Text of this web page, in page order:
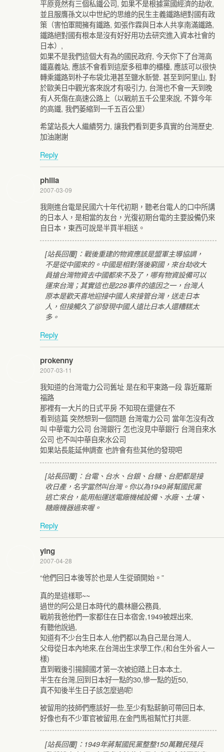
平原竟然有三個私鐵公司, 如果不是根據黨國經濟的劫收,
並且服膺孫文以中世紀的思維的民生主義鐵路絕對國有政
策（害怕軍閥擁有鐵路, 如張作霖與日本人共享南滿鐵路,
鐵路絕對國有根本是沒有好好用功去研究進入資本社會的
日本）,
如果不是我們這個大有為的國民政府, 今天你下了台灣高
鐵嘉義站, 應該不會看到這麼多租車的櫃檯, 應該可以很快
轉乘鐵路到朴子布袋北港甚至鹽水新營. 甚至到阿里山, 對
於歐美日中觀光客來說才有吸引力, 台灣也不會一天到晚
有人死傷在高速公路上（以戰前五千公里來說, 不算今年
的高鐵, 我們萎縮到一千五百公里）
希望站長大人繼續努力, 讓我們看到更多真實的台灣歷史.
加油謝謝
Reply
philia
2007-03-09
我剛進台電是民國六十年代初期，聽老台電人的口中所講
的日本人，是相當的友台，光復初期台電的主要設備仍來
自日本，東西可說是半買半相送。
[站長回覆]：戰後重建的物資應該是盟軍主導協調，
不是從中國來的。中國是相對落後窮國，來台劫收大
員搶台灣物資去中國都來不及了，哪有物資設備可以
運來台灣；其實這也是228事件的遠因之一，台灣人
原本是歡天喜地迎接中國人來接管台灣，送走日本
人，但接觸久了卻發現中國人遠比日本人還糟糕太
多。
Reply
prokenny
2007-03-11
我知道的台灣電力公司舊址 是在和平東路一段 靠近羅斯
福路
那裡有一大片的日式平房 不知現在還健在不
看到這篇 突然想到一個問題 台灣電力公司 當年怎沒有改
叫 中華電力公司 台灣銀行 怎也沒見中華銀行 台灣自來水
公司 也不叫中華自來水公司
如果站長能延伸調查 也許會有些其他的發現吧
[站長回覆]：台電、台水、台銀、台糖、台肥都是接
收日產，名字當然叫台灣。你以為1949蔣幫國民黨
逃亡來台，能用船運送電廠機械設備、水廠、土壤、
糖廠機器過來喔。
Reply
ying
2007-04-28
“他們回日本後等於也是人生從頭開始。”
真的是這樣耶~~
過世的阿公是日本時代的農林廳公務員,
戰前我爸他們一家都住在日本宿舍,1949被趕出來,
有聽他說過,
知道有不少台生日本人,他們都以為自己是台灣人,
父母從日本內地來,在台灣出生求學工作,(和台生外省人一
樣)
直到戰後引揚歸國才第一次被迫踏上日本本土,
半生在台灣,回到日本好一點的30,慘一點的近50,
真不知後半生日子該怎麼過呢!
被留用的技師們應該好一些,至少有點薪餉可帶回日本,
好像也有不少軍官被留用,在金門馬祖幫忙打共匪.
[站長回覆]：1949年蔣幫國民黨整整150萬難民殘兵